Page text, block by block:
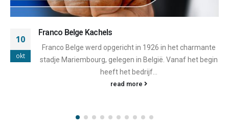
17
okt
Oranier Kachels
Oranier kachels zijn een uitstekend voorbeeld van
technologische vooruitgang, milieuvriendelijke
oplossingen en vakmanschap binnen de
verwarmingsindustrie. In dit uitgebreide artikel...